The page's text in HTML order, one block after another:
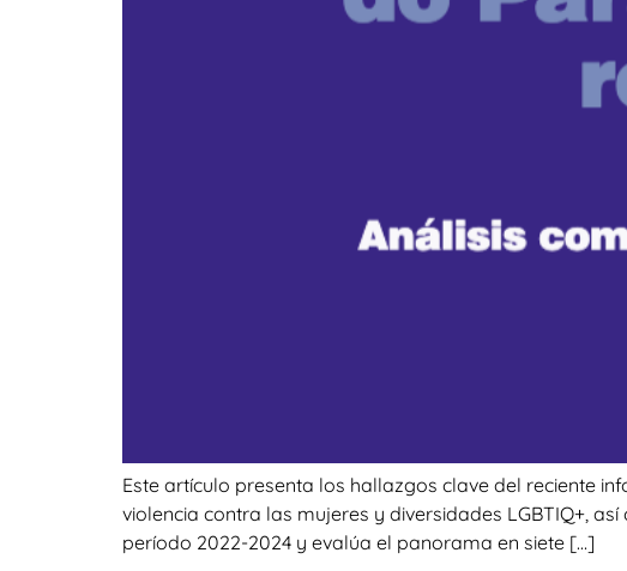
Este artículo presenta los hallazgos clave del reciente
violencia contra las mujeres y diversidades LGBTIQ+,
período 2022-2024 y evalúa el panorama en siete […]